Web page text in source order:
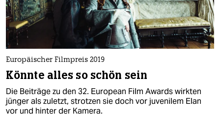
Europäischer Filmpreis 2019
Könnte alles so schön sein
Die Beiträge zu den 32. European Film Awards wirkten
jünger als zuletzt, strotzen sie doch vor juvenilem Elan
vor und hinter der Kamera.